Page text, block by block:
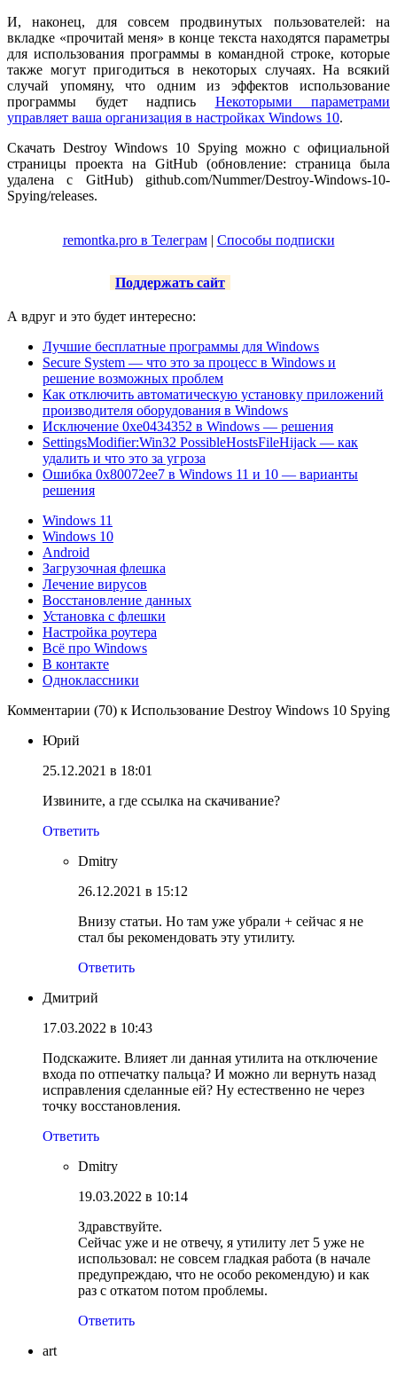
И, наконец, для совсем продвинутых пользователей: на
вкладке «прочитай меня» в конце текста находятся параметры
для использования программы в командной строке, которые
также могут пригодиться в некоторых случаях. На всякий
случай упомяну, что одним из эффектов использование
программы будет надпись Некоторыми параметрами
управляет ваша организация в настройках Windows 10.
Скачать Destroy Windows 10 Spying можно с официальной
страницы проекта на GitHub (обновление: страница была
удалена с GitHub) github.com/Nummer/Destroy-Windows-10-
Spying/releases.
remontka.pro в Телеграм| Способы подписки
Поддержать сайт
А вдруг и это будет интересно:
Лучшие бесплатные программы для Windows
Secure System — что это за процесс в Windows и
решение возможных проблем
Как отключить автоматическую установку приложений
производителя оборудования в Windows
Исключение 0xe0434352 в Windows — решения
SettingsModifier:Win32 PossibleHostsFileHijack — как
удалить и что это за угроза
Ошибка 0x80072ee7 в Windows 11 и 10 — варианты
решения
Windows 11
Windows 10
Android
Загрузочная флешка
Лечение вирусов
Восстановление данных
Установка с флешки
Настройка роутера
Всё про Windows
В контакте
Одноклассники
Комментарии (70) к Использование Destroy Windows 10 Spying
Юрий
25.12.2021 в 18:01
Извините, а где ссылка на скачивание?
Ответить
Dmitry
26.12.2021 в 15:12
Внизу статьи. Но там уже убрали + сейчас я не
стал бы рекомендовать эту утилиту.
Ответить
Дмитрий
17.03.2022 в 10:43
Подскажите. Влияет ли данная утилита на отключение
входа по отпечатку пальца? И можно ли вернуть назад
исправления сделанные ей? Ну естественно не через
точку восстановления.
Ответить
Dmitry
19.03.2022 в 10:14
Здравствуйте.
Сейчас уже и не отвечу, я утилиту лет 5 уже не
использовал: не совсем гладкая работа (в начале
предупреждаю, что не особо рекомендую) и как
раз с откатом потом проблемы.
Ответить
art